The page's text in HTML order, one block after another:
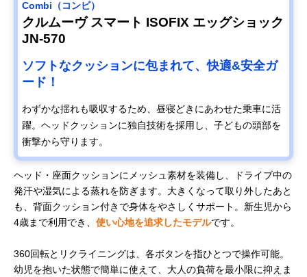
Combi（コンビ）
クルムーヴ スマート ISOFIX エッグショック
JN-570
ソフトなクッションに包まれて、快適&安全ガ
ード！
わずかな揺れも吸収するため、昼寝どきにあわせた乗車に活
躍。ヘッドクッションに独自技術を採用し、子どもの頭部を
衝撃から守ります。
ヘッド・座面クッションにメッシュ素材を装備し、ドライブ中の
発汗や湿気による蒸れを防ぎます。大きくなって取り外したあと
も、背面クッション付きで身体をやさしくサポート。新生児から
4歳まで利用でき、 使い心地を追求したモデルです。
360回転とリクライニングは、各ボタンを指ひとつで操作可能。
幼児を抱いた状態で簡単に使えて、大人の負荷を最小限に抑えま